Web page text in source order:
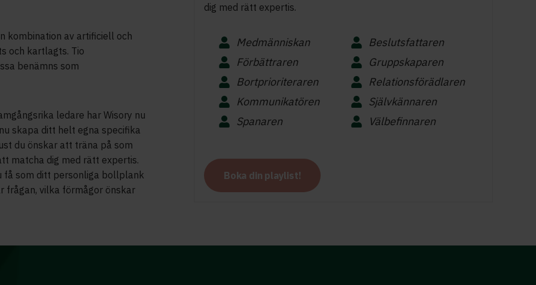
kombination av artificiell och
och kartlagts. Tio
benämns som
ledare har Wisory nu
skapa ditt helt egna specifika
du önskar att träna på som
matcha dig med rätt expertis.
få som ditt personliga bollplank
frågan, vilka förmågor önskar
dig med rätt expertis.
Medmänniskan
Beslutsfattaren
Förbättraren
Gruppskaparen
Bortprioriteraren
Relationsförädlaren
Kommunikatören
Självkännaren
Spanaren
Välbefinnaren
Boka din playlist!